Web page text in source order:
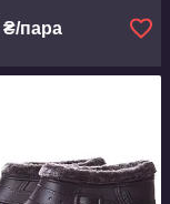
₴/пара